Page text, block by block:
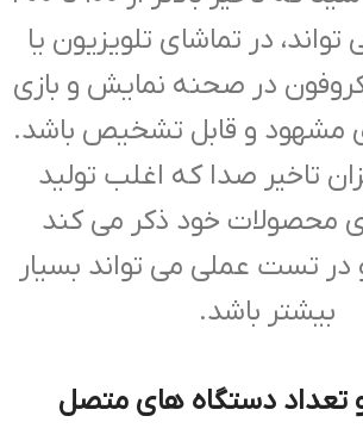
تواند، در تماشای تلویزیون یا
در صحنه نمایش و بازی
مشهود و قابل تشخیص باشد.
تاخیر صدا که اغلب تولید
محصولات خود ذکر می کند
تست عملی می تواند بسیار
بیشتر باشد.
و تعداد دستگاه های متصل